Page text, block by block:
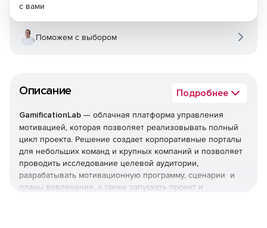
Описание Подробнее
GamificationLab — облачная платформа управления
мотивацией, которая позволяет реализовывать полный
цикл проекта. Решение создает корпоративные порталы
для небольших команд и крупных компаний и позволяет
проводить исследование целевой аудитории,
разрабатывать мотивационную программу, сценарии и
планы вовлечения, а также запускать проект и
с вами
Поможем с выбором